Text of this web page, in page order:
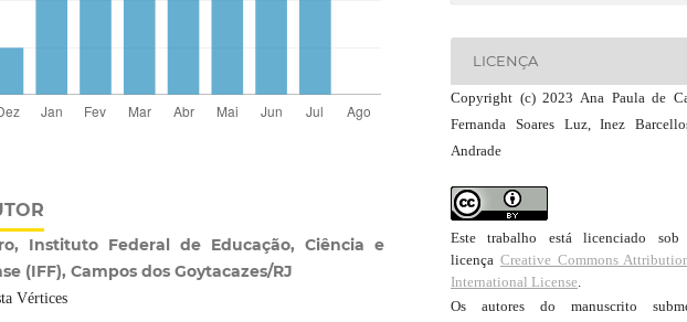
Instituto Federal de Educação, Ciência e
(IFF), Campos dos Goytacazes/RJ
Vértices
LICENÇA
Copyright (c) 2023 Ana Paula de
Fernanda Soares Luz, Inez
Andrade
Este trabalho está licenciado sob
licença Creative Commons
International License
Os autores do manuscrito